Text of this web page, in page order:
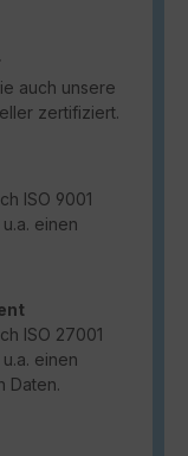
auch unsere
zertifiziert.
ISO 9001
einen
ISO 27001
einen
Daten.